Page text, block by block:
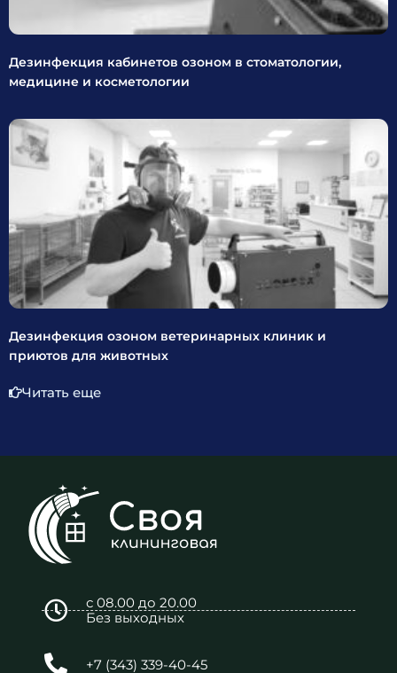
Дезинфекция кабинетов озоном в стоматологии,
медицине и косметологии
Дезинфекция озоном ветеринарных клиник и
приютов для животных
Читать еще
с 08.00 до 20.00
Без выходных
+7 (343) 339-40-45